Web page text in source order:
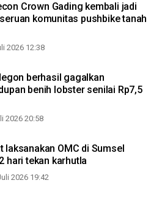
Crown Gading kembali jadi
komunitas pushbike tanah
2026 12:38
berhasil gagalkan
benih lobster senilai Rp7,5
2026 20:58
laksanakan OMC di Sumsel
hari tekan karhutla
2026 19:42